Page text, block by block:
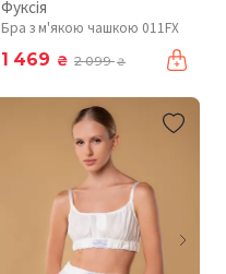
Фуксія
Бра з м'якою чашкою 011FX
1 469 ₴ 2 099₴